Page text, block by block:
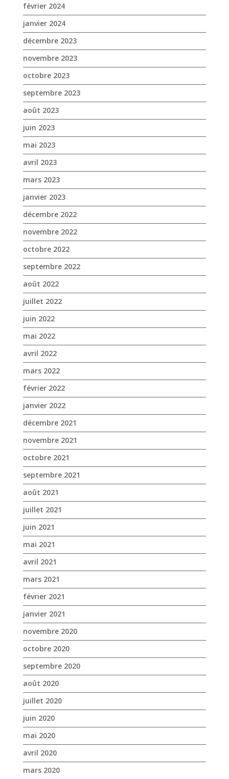
février 2024
janvier 2024
décembre 2023
novembre 2023
octobre 2023
septembre 2023
août 2023
juin 2023
mai 2023
avril 2023
mars 2023
janvier 2023
décembre 2022
novembre 2022
octobre 2022
septembre 2022
août 2022
juillet 2022
juin 2022
mai 2022
avril 2022
mars 2022
février 2022
janvier 2022
décembre 2021
novembre 2021
octobre 2021
septembre 2021
août 2021
juillet 2021
juin 2021
mai 2021
avril 2021
mars 2021
février 2021
janvier 2021
novembre 2020
octobre 2020
septembre 2020
août 2020
juillet 2020
juin 2020
mai 2020
avril 2020
mars 2020